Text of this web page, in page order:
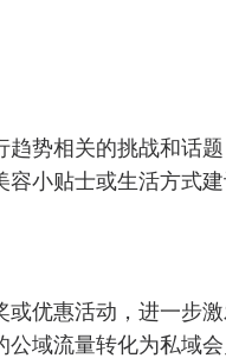
势相关的挑战和话
小贴士或生活方式
优惠活动，进一步
域流量转化为私域